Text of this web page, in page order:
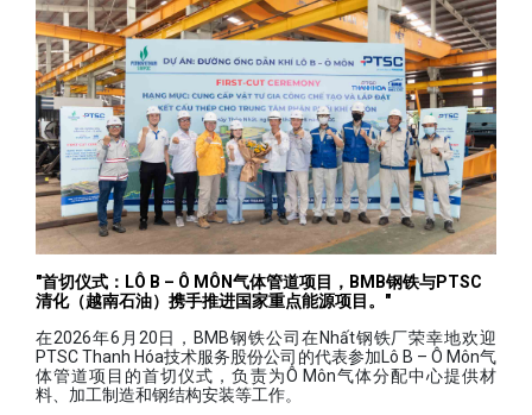
"首切仪式：LÔ B – Ô MÔN气体管道项目，BMB钢铁与PTSC
清化（越南石油）携手推进国家重点能源项目。"
在2026年6月20日，BMB钢铁公司在Nhất钢铁厂荣幸地欢迎
PTSC Thanh Hóa技术服务股份公司的代表参加Lô B – Ô Môn气
体管道项目的首切仪式，负责为Ô Môn气体分配中心提供材
料、加工制造和钢结构安装等工作。